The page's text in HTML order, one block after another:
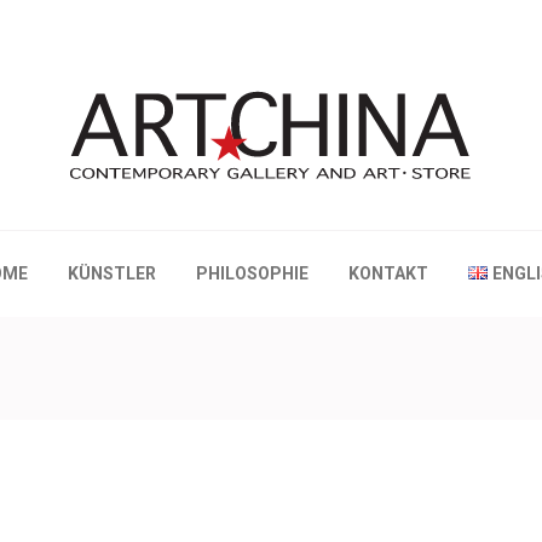
KÜNSTLER PHILOSOPHIE KONTAKT